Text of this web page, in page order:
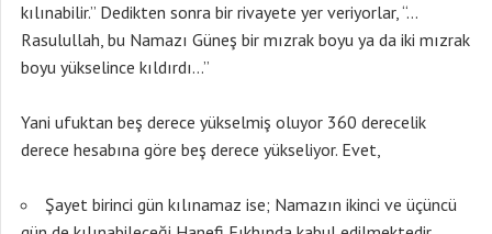
kılınabilir.” Dedikten sonra bir rivayete yer veriyorlar, “…
Rasulullah, bu Namazı Güneş bir mızrak boyu ya da iki mızrak
boyu yükselince kıldırdı…”
Yani ufuktan beş derece yükselmiş oluyor 360 derecelik
derece hesabına göre beş derece yükseliyor. Evet,
Şayet birinci gün kılınamaz ise; Namazın ikinci ve üçüncü